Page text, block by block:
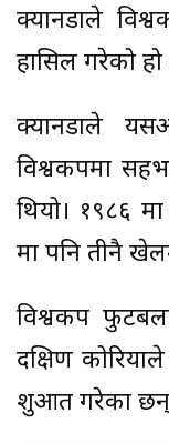
क्यानडाले
हासिल गरेको हो
क्यानडाले
विश्वकपमा
थियो। १९८६
मा पनि तीनै
विश्वकप
दक्षिण
शुरुआत गरेका